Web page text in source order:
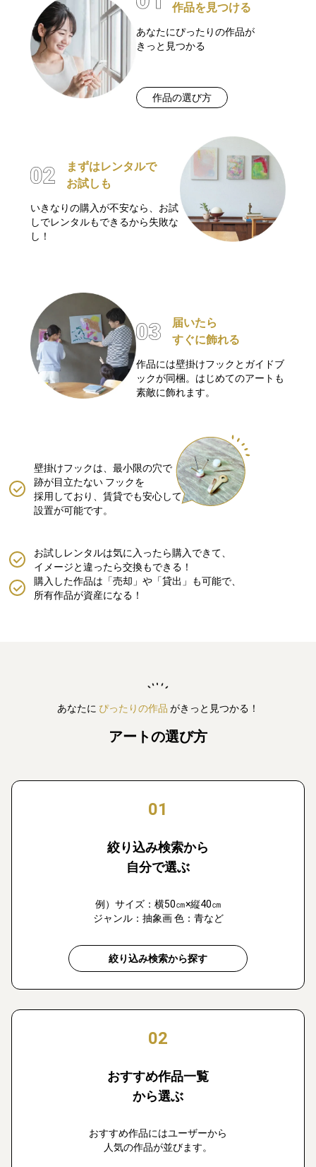
作品を見つける
あなたにぴったりの作品が
きっと見つかる
作品の選び方
まずはレンタルで
お試しも
いきなりの購入が不安なら、お試
しでレンタルもできるから失敗な
し！
届いたら
すぐに飾れる
作品には壁掛けフックとガイドブ
ックが同梱。はじめてのアートも
素敵に飾れます。
壁掛けフックは、最小限の穴で
跡が目立たない フックを
採用しており、賃貸でも安心して
設置が可能です。
購入した作品は「売却」や「貸出」も可能で、
所有作品が資産になる！
お試しレンタルは気に入ったら購入できて、
イメージと違ったら交換もできる！
あなたに ぴったりの作品 がきっと見つかる！
アートの選び方
01
絞り込み検索から
自分で選ぶ
例）サイズ：横50㎝×縦40㎝
ジャンル：抽象画 色：青など
絞り込み検索から探す
02
おすすめ作品一覧
から選ぶ
おすすめ作品にはユーザーから
人気の作品が並びます。